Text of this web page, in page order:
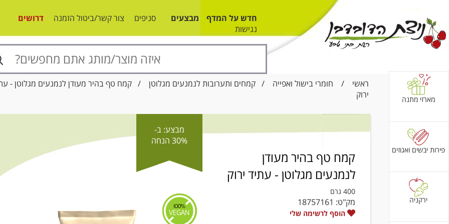
חדש על המדף מבצעים סניפים צור קשר/ביטול הזמנה
דרושים
נגישות
ראשי / חומרי בישול ואפייה / קמחים ותערובות לנמנעים מגלוטן / קמח טף בהיר מעודן לנמנעים מגלוטן -
ירוק
מארזי מתנה
פירות יבשים ואגוזים
ירקניה
קמח טף בהיר מעודן
לנמנעים מגלוטן - עתיד ירוק
400 גרם
מק"ט: 18757161
הוסף לרשימה שלי
מבצע: ב-
30% הנחה